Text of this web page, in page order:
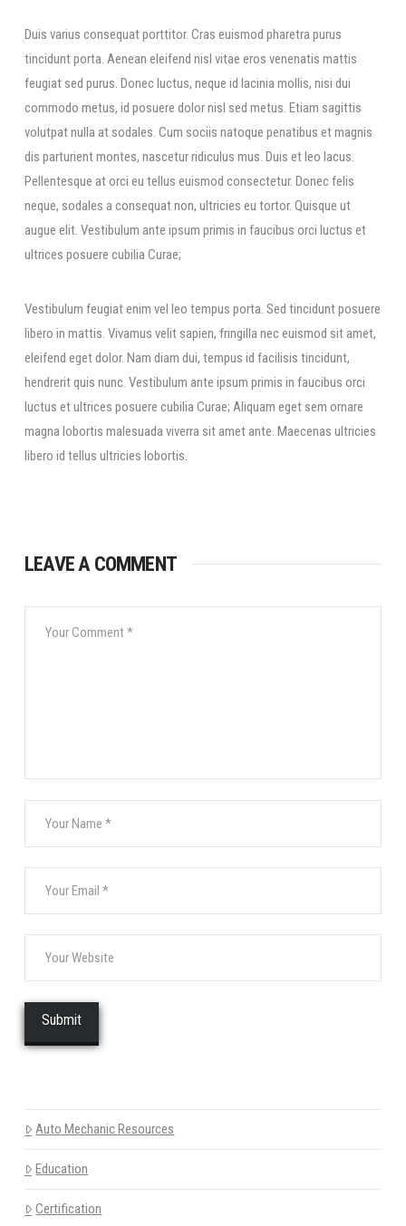
Duis varius consequat porttitor. Cras euismod pharetra purus
tincidunt porta. Aenean eleifend nisl vitae eros venenatis mattis
feugiat sed purus. Donec luctus, neque id lacinia mollis, nisi dui
commodo metus, id posuere dolor nisl sed metus. Etiam sagittis
volutpat nulla at sodales. Cum sociis natoque penatibus et magnis
dis parturient montes, nascetur ridiculus mus. Duis et leo lacus.
Pellentesque at orci eu tellus euismod consectetur. Donec felis
neque, sodales a consequat non, ultricies eu tortor. Quisque ut
augue elit. Vestibulum ante ipsum primis in faucibus orci luctus et
ultrices posuere cubilia Curae;
Vestibulum feugiat enim vel leo tempus porta. Sed tincidunt posuere
libero in mattis. Vivamus velit sapien, fringilla nec euismod sit amet,
eleifend eget dolor. Nam diam dui, tempus id facilisis tincidunt,
hendrerit quis nunc. Vestibulum ante ipsum primis in faucibus orci
luctus et ultrices posuere cubilia Curae; Aliquam eget sem ornare
magna lobortis malesuada viverra sit amet ante. Maecenas ultricies
libero id tellus ultricies lobortis.
LEAVE A COMMENT
Auto Mechanic Resources
Education
Certification